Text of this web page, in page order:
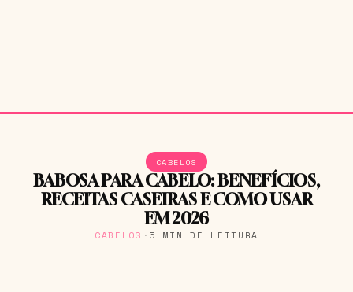
CABELOS
BABOSA PARA CABELO: BENEFÍCIOS,
RECEITAS CASEIRAS E COMO USAR
EM 2026
CABELOS · 5 MIN DE LEITURA